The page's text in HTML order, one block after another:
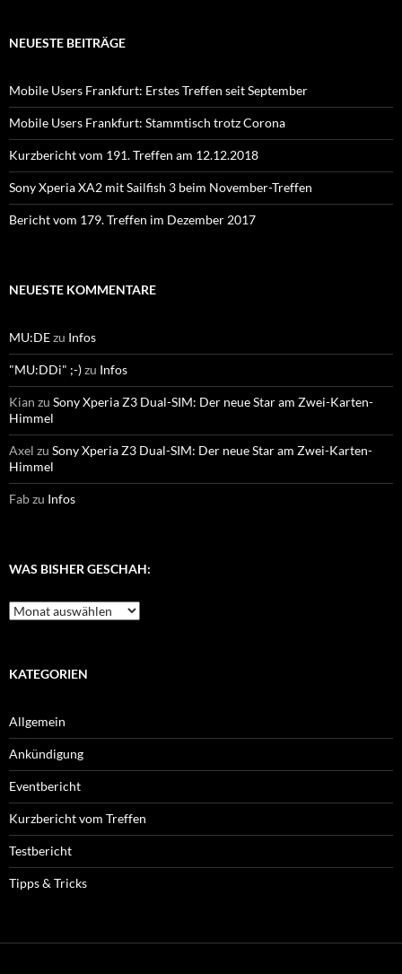
NEUESTE BEITRÄGE
Mobile Users Frankfurt: Erstes Treffen seit September
Mobile Users Frankfurt: Stammtisch trotz Corona
Kurzbericht vom 191. Treffen am 12.12.2018
Sony Xperia XA2 mit Sailfish 3 beim November-Treffen
Bericht vom 179. Treffen im Dezember 2017
NEUESTE KOMMENTARE
MU:DEzu Infos
"MU:DDi" ;-)zu Infos
Kian zu Sony Xperia Z3 Dual-SIM: Der neue Star am Zwei-Karten-
Himmel
Axel zu Sony Xperia Z3 Dual-SIM: Der neue Star am Zwei-Karten-
Himmel
Fabzu Infos
WAS BISHER GESCHAH:
Was
bisher
KATEGORIEN
Allgemein
Ankündigung
Eventbericht
Kurzbericht vom Treffen
Testbericht
Tipps & Tricks